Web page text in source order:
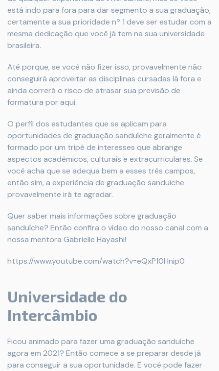
está indo para fora para dar segmento a sua graduação,
certamente a sua prioridade nº 1 deve ser estudar com a
mesma dedicação que você já tem na sua universidade
brasileira.
Até porque, se você não fizer isso, provavelmente não
conseguirá aproveitar as disciplinas cursadas lá fora e
ainda correrá o risco de atrasar sua previsão de
formatura por aqui.
O perfil dos estudantes que se aplicam para
oportunidades de graduação sanduíche geralmente é
formado por um tripé de interesses que abrange
aspectos acadêmicos, culturais e extracurriculares. Se
você acha que se adequa bem a esses três campos,
então sim, a experiência de graduação sanduíche
provavelmente irá te agradar.
Quer saber mais informações sobre graduação
sanduíche? Então confira o vídeo do nosso canal com a
nossa mentora Gabrielle Hayashi!
https://www.youtube.com/watch?v=eQxP10Hnip0
Universidade do
Intercâmbio
Ficou animado para fazer uma graduação sanduíche
agora em 2021? Então comece a se preparar desde já
para conseguir a sua oportunidade. E você pode fazer